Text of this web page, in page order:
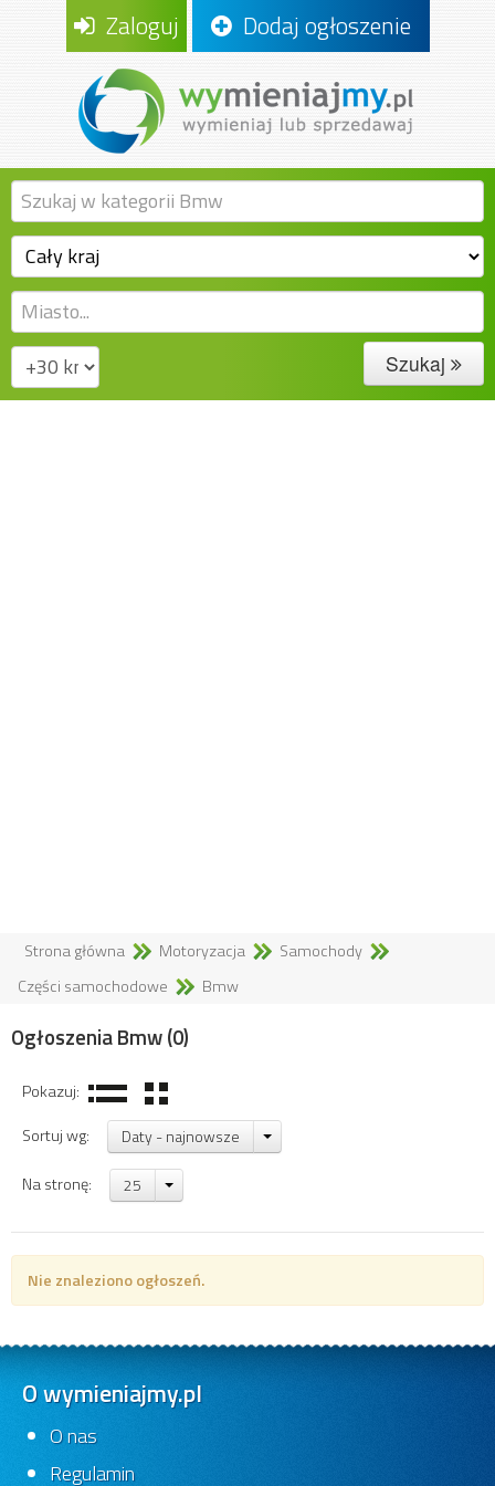
Zaloguj Dodaj ogłoszenie
Szukaj
Strona główna Motoryzacja
Samochody
Części samochodowe
Bmw
Ogłoszenia Bmw(0)
Pokazuj:
Sortuj wg:
Daty - najnowsze
Na stronę: 25
Nie znaleziono ogłoszeń.
O wymieniajmy.pl
O nas
Regulamin